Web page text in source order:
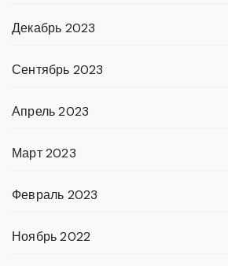
Декабрь 2023
Сентябрь 2023
Апрель 2023
Март 2023
Февраль 2023
Ноябрь 2022